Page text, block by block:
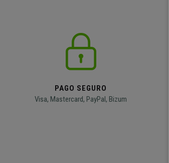
PAGO SEGURO
Visa, Mastercard, PayPal, Bizum